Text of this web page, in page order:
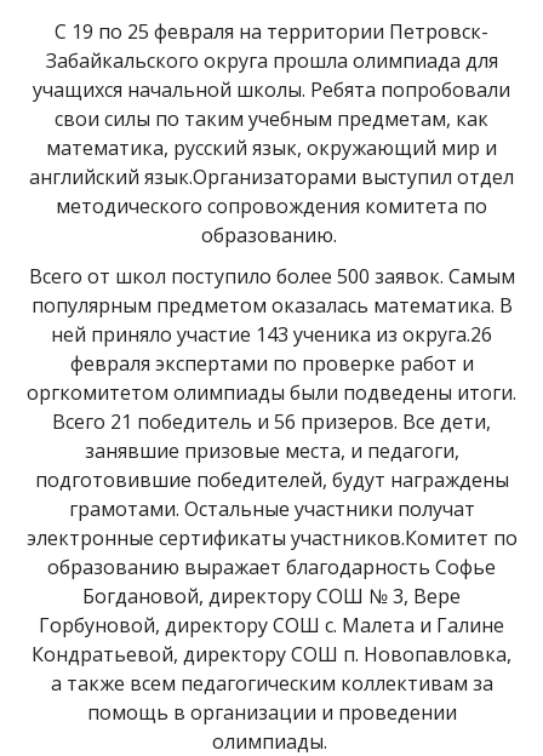
С 19 по 25 февраля на территории Петровск-
Забайкальского округа прошла олимпиада для
учащихся начальной школы. Ребята попробовали
свои силы по таким учебным предметам, как
математика, русский язык, окружающий мир и
английский язык.Организаторами выступил отдел
методического сопровождения комитета по
образованию.
Всего от школ поступило более 500 заявок. Самым
популярным предметом оказалась математика. В
ней приняло участие 143 ученика из округа.26
февраля экспертами по проверке работ и
оргкомитетом олимпиады были подведены итоги.
Всего 21 победитель и 56 призеров. Все дети,
занявшие призовые места, и педагоги,
подготовившие победителей, будут награждены
грамотами. Остальные участники получат
электронные сертификаты участников.Комитет по
образованию выражает благодарность Софье
Богдановой, директору СОШ № 3, Вере
Горбуновой, директору СОШ с. Малета и Галине
Кондратьевой, директору СОШ п. Новопавловка,
а также всем педагогическим коллективам за
помощь в организации и проведении
олимпиады.